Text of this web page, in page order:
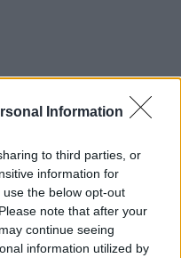
Information
to third parties, or
information for
the below opt-out
note that after your
continue seeing
information utilized by